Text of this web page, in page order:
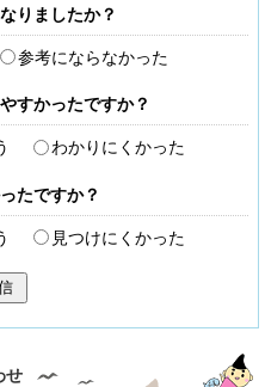
りましたか？
参考にならなかった
すかったですか？
わかりにくかった
たですか？
見つけにくかった
せ